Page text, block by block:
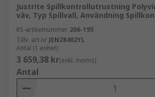
Justrite Spillkontrollutrustning
väv, Typ Spillvall, Användning
RS-artikelnummer 206-195
Tillv. art.nr JEN28402YL
Antal (1 enhet)
3 659,38 kr(exkl. moms)
Antal